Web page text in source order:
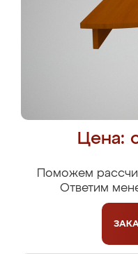
Цена:
Поможем
Ответим